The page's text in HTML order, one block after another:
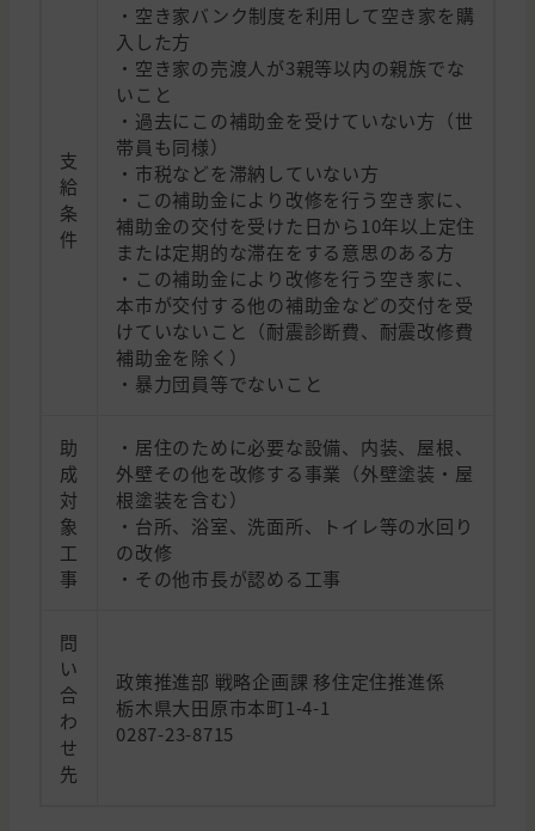
支
給
条
件
・空き家バンク制度を利用して空き家を購
入した方
・空き家の売渡人が3親等以内の親族でな
いこと
・過去にこの補助金を受けていない方（世
帯員も同様）
・市税などを滞納していない方
・この補助金により改修を行う空き家に、
補助金の交付を受けた日から10年以上定住
または定期的な滞在をする意思のある方
・この補助金により改修を行う空き家に、
本市が交付する他の補助金などの交付を受
けていないこと（耐震診断費、耐震改修費
補助金を除く）
・暴力団員等でないこと
助
成
対
象
工
事
・居住のために必要な設備、内装、屋根、
外壁その他を改修する事業（外壁塗装・屋
根塗装を含む）
・台所、浴室、洗面所、トイレ等の水回り
の改修
・その他市長が認める工事
問
い
合
わ
せ
先
政策推進部 戦略企画課 移住定住推進係
栃木県大田原市本町1-4-1
0287-23-8715